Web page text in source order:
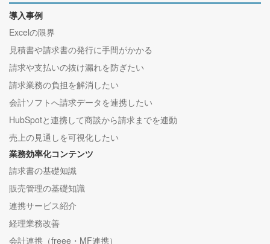
導入事例
Excelの限界
見積書や請求書の発行に手間がかかる
請求や支払いの抜け漏れを防ぎたい
請求業務の負担を解消したい
会計ソフトへ請求データを連携したい
HubSpotと連携して商談から請求までを連動
売上の見通しを可視化したい
業務効率化コンテンツ
請求書の基礎知識
販売管理の基礎知識
連携サービス紹介
経理業務改善
会計連携（freee・MF連携）